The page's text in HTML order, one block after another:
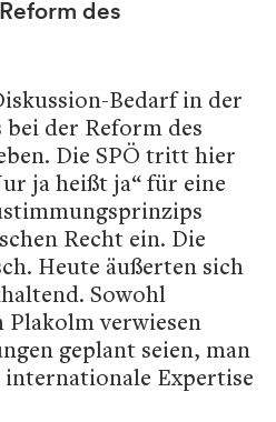
des
Bedarf in der
der Reform des
Die SPÖ tritt hier
ja heißt ja“ für eine
Recht ein. Die
Heute äußerten sich
Sowohl
verwiesen
geplant seien, man
Expertise